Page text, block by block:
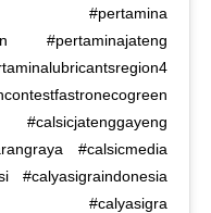
#pertamina
#pertaminajateng
#calsicmedia
#calyasigraindonesia
#calyasigra